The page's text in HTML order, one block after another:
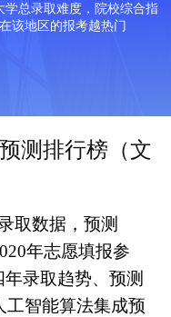
总录取难度，院校综合指
该地区的报考越热门
测排行榜（文
取数据，预测
年志愿填报参
录取趋势、预测
工智能算法集成预